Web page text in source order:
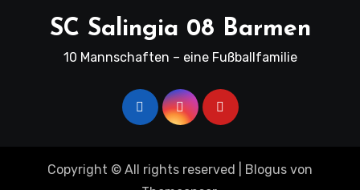
SC Salingia 08 Barmen
10 Mannschaften – eine Fußballfamilie
Copyright © All rights reserved Blogus von